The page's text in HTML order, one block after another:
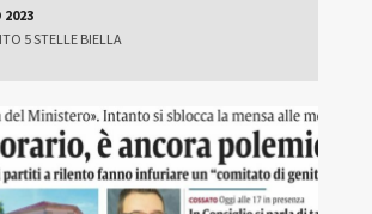
2023
5 STELLE BIELLA